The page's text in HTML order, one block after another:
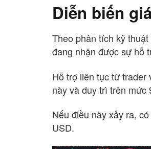
Diễn biến
Theo phân tích kỹ
đang nhận được sự hỗ
Hỗ trợ liên tục từ
này và duy trì trên mức
Nếu điều này xảy ra,
USD.